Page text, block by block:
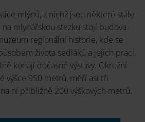
mlýnů, z nichž jsou některé stále
mlynářskou stezku stojí budova
regionální historie, kde se
života sedláků a jejich prací.
konají dočasné výstavy. Okružní
výšce 950 metrů, měří asi tři
ní přibližně 200 výškových metrů.